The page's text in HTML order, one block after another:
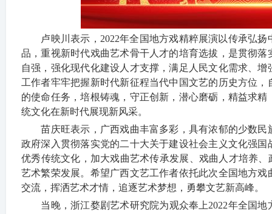
卢映川表示，2022年全国地方戏精粹展演以传承弘扬
品，重视新时代戏曲艺术骨干人才的培育选拔，是贯彻
自强，强化现代化建设人才支撑，满足人民文化需求、
工作者牢牢把握新时代新征程当代中国文艺的历史方位
的使命任务，培根铸魂，守正创新，潜心磨砺，精益求
统文化在新时代展现新风采。
苗庆旺表示，广西戏曲丰富多彩，具有浓郁的少数民
政府深入贯彻落实党的二十大关于建设社会主义文化强
优秀传统文化，加大戏曲艺术传承发展、戏曲人才培养
艺术繁荣发展。希望广西文艺工作者依托此次全国地方
交流，挥洒艺术才情，追逐艺术梦想，勇攀文艺新高峰。
当晚，浙江婺剧艺术研究院为观众奉上2022年全国地